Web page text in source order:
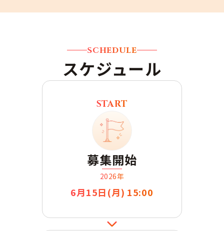
SCHEDULE
スケジュール
START
募集開始
2026年
6月15日(月) 15:00